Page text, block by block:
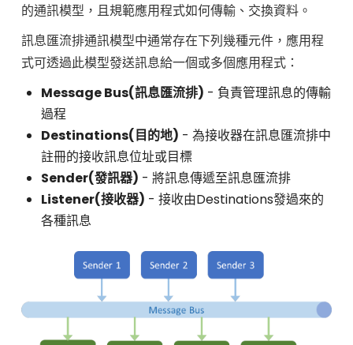
的通訊模型，且規範應用程式如何傳輸、交換資料。
訊息匯流排通訊模型中通常存在下列幾種元件，應用程
式可透過此模型發送訊息給一個或多個應用程式：
Message Bus(訊息匯流排) - 負責管理訊息的傳輸
過程
Destinations(目的地) - 為接收器在訊息匯流排中
註冊的接收訊息位址或目標
Sender(發訊器) - 將訊息傳遞至訊息匯流排
Listener(接收器) - 接收由Destinations發過來的
各種訊息